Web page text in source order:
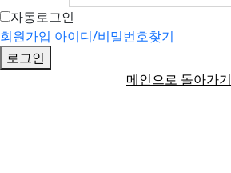
자동로그인
회원가입 아이디/비밀번호찾기
로그인
메인으로 돌아가기